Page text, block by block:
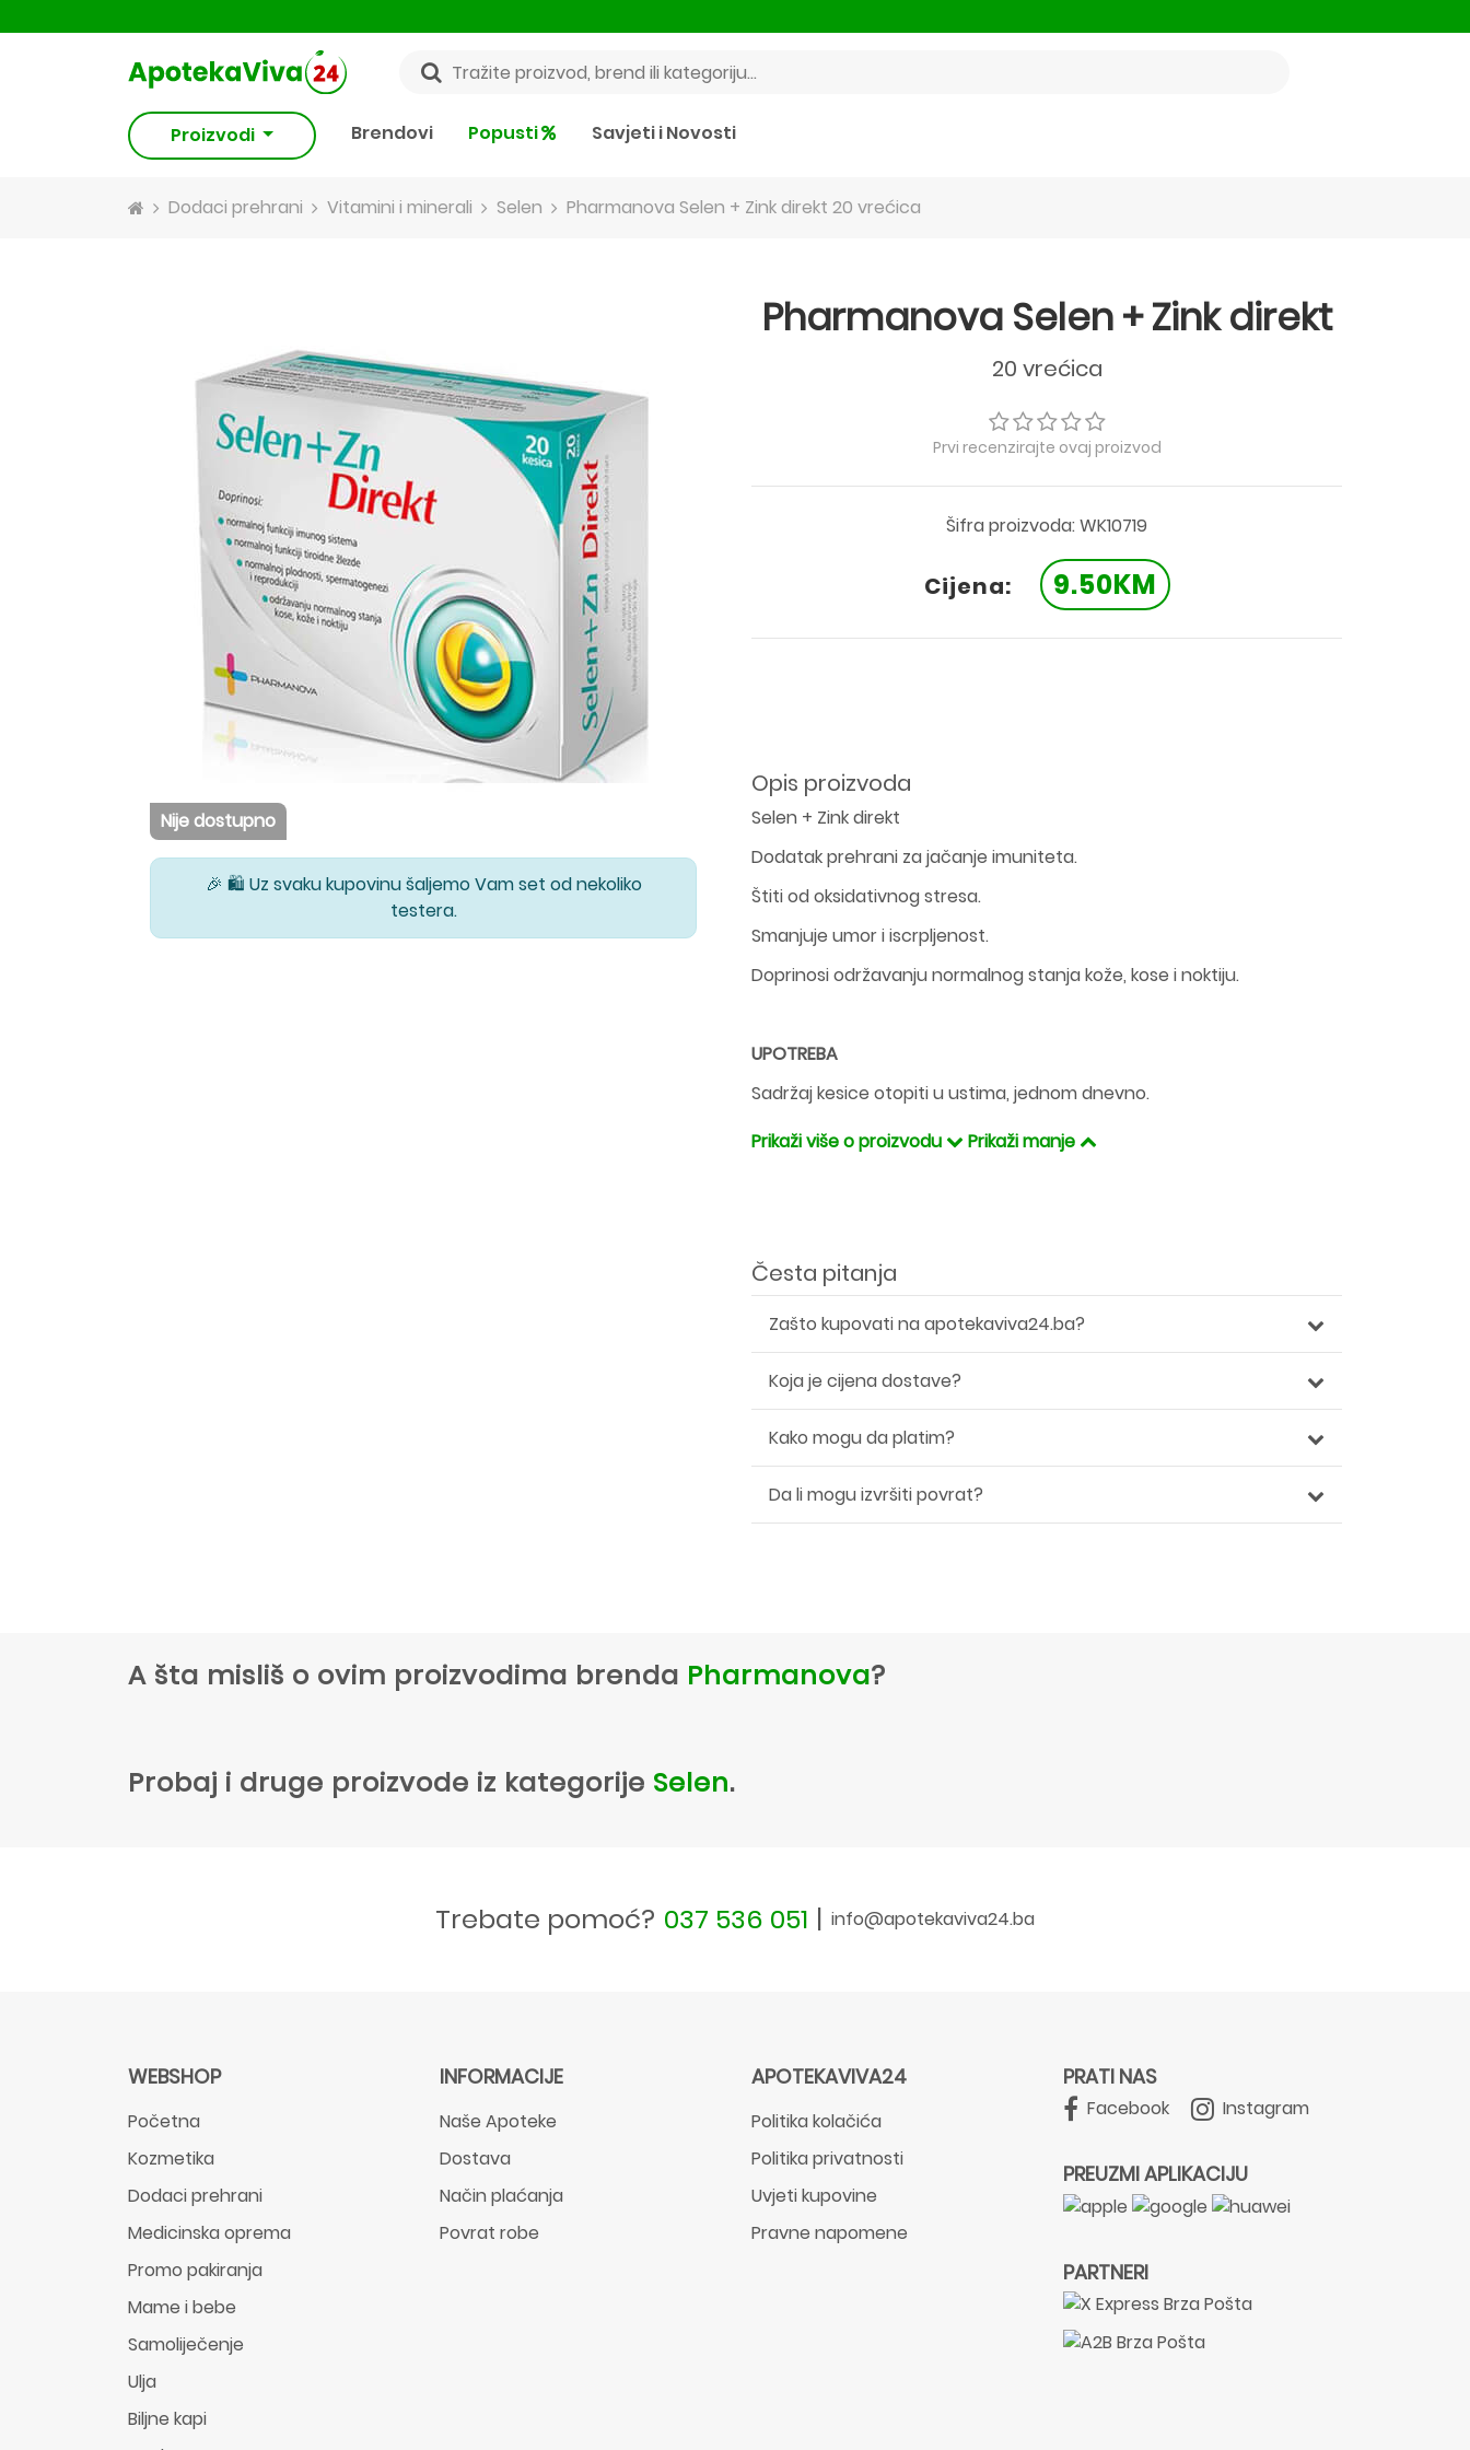
Proizvodi Brendovi Popusti Savjeti i Novosti
Dodaci prehrani Vitamini i minerali Selen Pharmanova Selen + Zink direkt 20 vrećica
Nije dostupno
🎉 🛍️ Uz svaku kupovinu šaljemo Vam set od nekoliko
testera.
Pharmanova Selen + Zink direkt
20 vrećica
Prvi recenzirajte ovaj proizvod
Šifra proizvoda: WK10719
Cijena: 9.50KM
Opis proizvoda
Selen + Zink direkt
Dodatak prehrani za jačanje imuniteta.
Štiti od oksidativnog stresa.
Smanjuje umor i iscrpljenost.
Doprinosi održavanju normalnog stanja kože, kose i noktiju.
UPOTREBA
Sadržaj kesice otopiti u ustima, jednom dnevno.
Prikaži više o proizvodu
Prikaži manje
Česta pitanja
Zašto kupovati na apotekaviva24.ba?
Koja je cijena dostave?
Kako mogu da platim?
Da li mogu izvršiti povrat?
A šta misliš o ovim proizvodima brenda Pharmanova?
Probaj i druge proizvode iz kategorije Selen.
Trebate pomoć? 037 536 051 | info@apotekaviva24.ba
WEBSHOP
Početna
Kozmetika
Dodaci prehrani
Medicinska oprema
Promo pakiranja
Mame i bebe
Samoliječenje
Ulja
Biljne kapi
INFORMACIJE
Naše Apoteke
Dostava
Način plaćanja
Povrat robe
APOTEKAVIVA24
Politika kolačića
Politika privatnosti
Uvjeti kupovine
Pravne napomene
PRATI NAS
Facebook Instagram
PREUZMI APLIKACIJU
PARTNERI